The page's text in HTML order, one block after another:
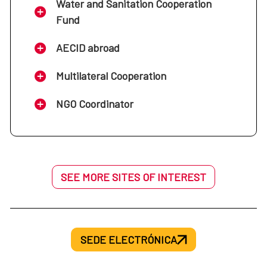
Water and Sanitation Cooperation
Fund
AECID abroad
Multilateral Cooperation
NGO Coordinator
SEE MORE SITES OF INTEREST
SEDE ELECTRÓNICA